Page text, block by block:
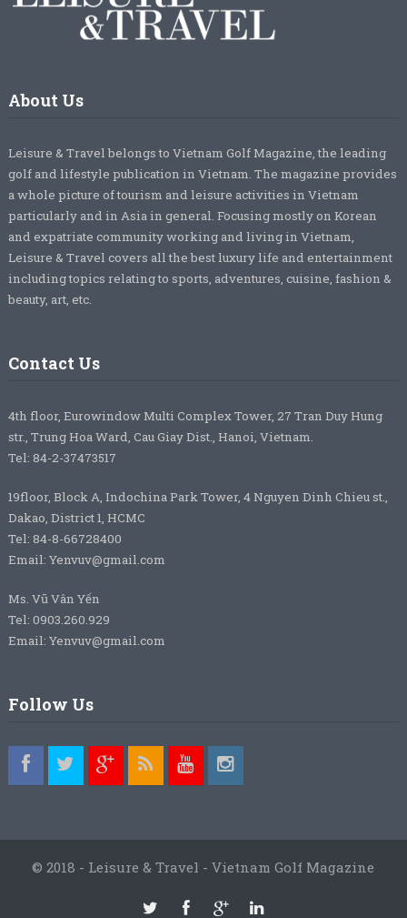
About Us
Leisure & Travel belongs to Vietnam Golf Magazine, the leading
golf and lifestyle publication in Vietnam. The magazine provides
a whole picture of tourism and leisure activities in Vietnam
particularly and in Asia in general. Focusing mostly on Korean
and expatriate community working and living in Vietnam,
Leisure & Travel covers all the best luxury life and entertainment
including topics relating to sports, adventures, cuisine, fashion &
beauty, art, etc.
Contact Us
4th floor, Eurowindow Multi Complex Tower, 27 Tran Duy Hung
str., Trung Hoa Ward, Cau Giay Dist., Hanoi, Vietnam.
Tel: 84-2-37473517
19floor, Block A, Indochina Park Tower, 4 Nguyen Dinh Chieu st.,
Dakao, District 1, HCMC
Tel: 84-8-66728400
Email: Yenvuv@gmail.com
Ms. Vũ Vân Yến
Tel: 0903.260.929
Email: Yenvuv@gmail.com
Follow Us
© 2018 - Leisure & Travel - Vietnam Golf Magazine